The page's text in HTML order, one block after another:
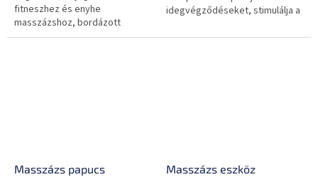
fitneszhez és enyhe
masszázshoz, bordázott
felület.
idegvégződéseket, stimulálja a
Masszázs papucs
Masszázs eszköz